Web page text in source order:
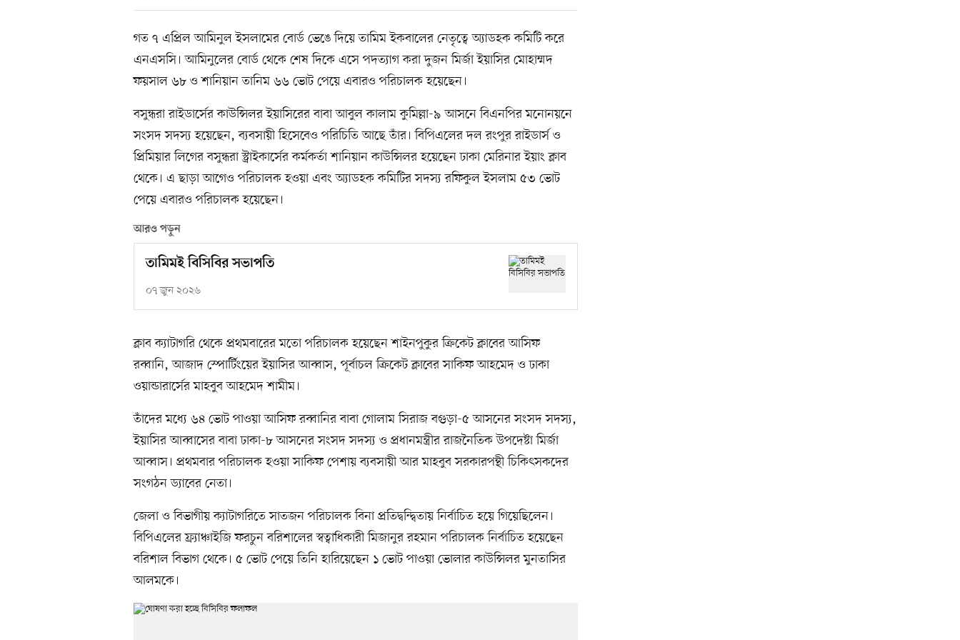
গত ৭ এপ্রিল আমিনুল ইসলামের বোর্ড ভেঙে দিয়ে তামিম ইকবালের নেতৃত্বে অ্যাডহক কমিটি করে
এনএসসি। আমিনুলের বোর্ড থেকে শেষ দিকে এসে পদত্যাগ করা দুজন মির্জা ইয়াসির মোহাম্মদ
ফয়সাল ৬৮ ও শানিয়ান তানিম ৬৬ ভোট পেয়ে এবারও পরিচালক হয়েছেন।
বসুন্ধরা রাইডার্সের কাউন্সিলর ইয়াসিরের বাবা আবুল কালাম কুমিল্লা-৯ আসনে বিএনপির মনোনয়নে
সংসদ সদস্য হয়েছেন, ব্যবসায়ী হিসেবেও পরিচিতি আছে তাঁর। বিপিএলের দল রংপুর রাইডার্স ও
প্রিমিয়ার লিগের বসুন্ধরা স্ট্রাইকার্সের কর্মকর্তা শানিয়ান কাউন্সিলর হয়েছেন ঢাকা মেরিনার ইয়াং ক্লাব
থেকে। এ ছাড়া আগেও পরিচালক হওয়া এবং অ্যাডহক কমিটির সদস্য রফিকুল ইসলাম ৫৩ ভোট
পেয়ে এবারও পরিচালক হয়েছেন।
আরও পড়ুন
তামিমই বিসিবির সভাপতি
০৭ জুন ২০২৬
ক্লাব ক্যাটাগরি থেকে প্রথমবারের মতো পরিচালক হয়েছেন শাইনপুকুর ক্রিকেট ক্লাবের আসিফ
রব্বানি, আজাদ স্পোর্টিংয়ের ইয়াসির আব্বাস, পূর্বাচল ক্রিকেট ক্লাবের সাকিফ আহমেদ ও ঢাকা
ওয়ান্ডারার্সের মাহবুব আহমেদ শামীম।
তাঁদের মধ্যে ৬৪ ভোট পাওয়া আসিফ রব্বানির বাবা গোলাম সিরাজ বগুড়া-৫ আসনের সংসদ সদস্য,
ইয়াসির আব্বাসের বাবা ঢাকা-৮ আসনের সংসদ সদস্য ও প্রধানমন্ত্রীর রাজনৈতিক উপদেষ্টা মির্জা
আব্বাস। প্রথমবার পরিচালক হওয়া সাকিফ পেশায় ব্যবসায়ী আর মাহবুব সরকারপন্থী চিকিৎসকদের
সংগঠন ড্যাবের নেতা।
জেলা ও বিভাগীয় ক্যাটাগরিতে সাতজন পরিচালক বিনা প্রতিদ্বন্দ্বিতায় নির্বাচিত হয়ে গিয়েছিলেন।
বিপিএলের ফ্র্যাঞ্চাইজি ফরচুন বরিশালের স্বত্বাধিকারী মিজানুর রহমান পরিচালক নির্বাচিত হয়েছেন
বরিশাল বিভাগ থেকে। ৫ ভোট পেয়ে তিনি হারিয়েছেন ১ ভোট পাওয়া ভোলার কাউন্সিলর মুনতাসির
আলমকে।